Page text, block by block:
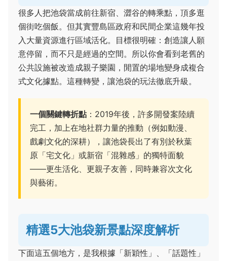
很多人把池袋當成前往新宿、澀谷的轉乘點，頂多逛
個街吃個飯。但其實豐島區政府和民間企業這幾年投
入大量資源進行區域活化。目標很明確：創造讓人願
意停留，而不只是經過的空間。所以你會看到老舊的
公共設施被改造成親子樂園，閒置的場地變身成複合
式文化據點。這種轉變，讓池袋的玩法徹底升級。
一個關鍵轉折點 ：2019年後，許多開發案陸續
完工，加上在地社群力量的推動（例如動漫、
戲劇文化的深耕），讓池袋長出了有別於秋葉
原「宅文化」或新宿「混雜感」的獨特面貌
——更生活化、更親子友善，同時兼容次文化
與藝術。
精選5大池袋新景點深度解析
下面這五個地方，是我根據「新穎性」、「話題性」